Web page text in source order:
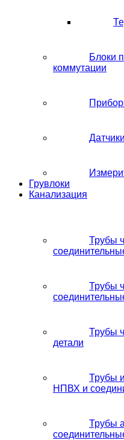
Блоки
коммутации
Датчики
Грувлоки
Канализация
Трубы
Трубы
Трубы
детали
Трубы
НПВХ и
Трубы